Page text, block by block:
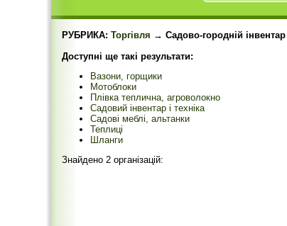
РУБРИКА: Торгівля → Садово-городній інвентар
Доступні ще такі результати:
Вазони, горщики
Мотоблоки
Плівка теплична, агроволокно
Садовий інвентар і техніка
Садові меблі, альтанки
Теплиці
Шланги
Знайдено 2 організацій: